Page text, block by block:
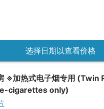
选择日期以查看价格
※加热式电子烟专用 (Twin
cigarettes only)